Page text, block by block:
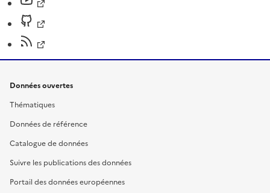
Données ouvertes
Thématiques
Données de référence
Catalogue de données
Suivre les publications des données
Portail des données européennes